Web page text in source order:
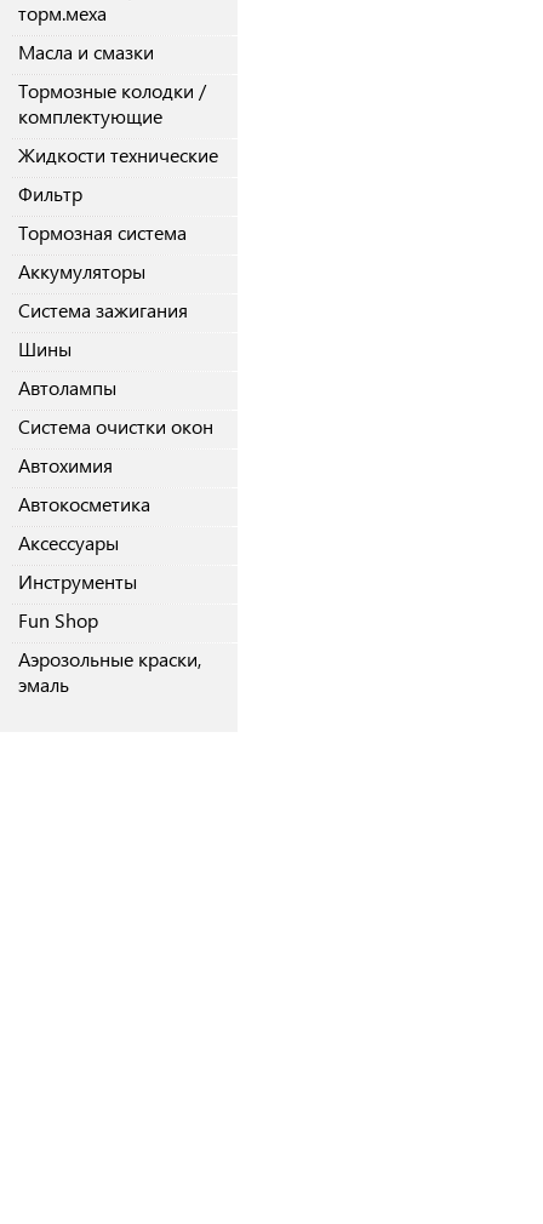
торм.меха
Масла и смазки
Тормозные колодки /
комплектующие
Жидкости технические
Фильтр
Тормозная система
Аккумуляторы
Система зажигания
Шины
Автолампы
Система очистки окон
Автохимия
Автокосметика
Аксессуары
Инструменты
Fun Shop
Аэрозольные краски,
эмаль